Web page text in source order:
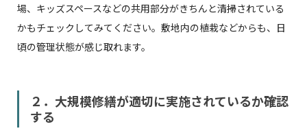
場、キッズスペースなどの共用部分がきちんと清掃されている
かもチェックしてみてください。敷地内の植栽などからも、日
頃の管理状態が感じ取れます。
２．大規模修繕が適切に実施されているか確認
する